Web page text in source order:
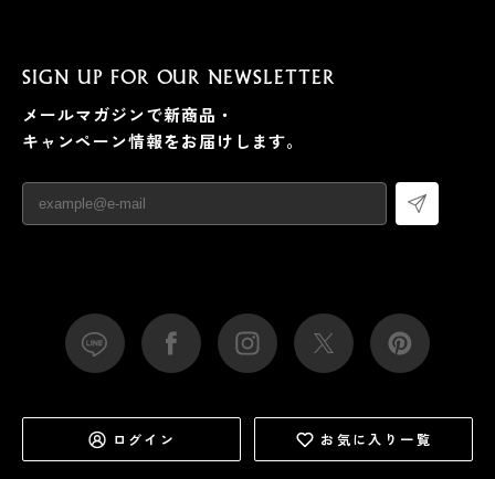
SIGN UP FOR OUR NEWSLETTER
メールマガジンで新商品・
キャンペーン情報をお届けします。
ログイン お気に入り一覧